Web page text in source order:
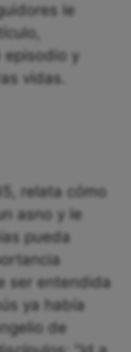
le
episodio y
vidas.
relata cómo
asno y le
pueda
ser entendida
ya había
de